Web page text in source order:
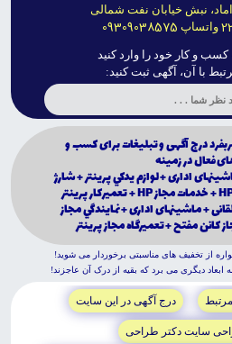
نبش خیابان نفت شمالی
واتساپ 09309038575
و کار خود را وارد کنید
با آن، آگهی ثبت کنید:
درج آگهى و تبليغات براى كسب و
فعال در زمينه
ادارى + لوازم يدكي پرينتر + شارژ
كارتريج + تعميركار پرينتر HP + خدمات مجاز HP + تعميركار پرينتر
+ ماشينهاى ادارى + نمايندگي مجاز
كانن مفتح + تعميرگاه مجاز پرينتر
از تخفيف هاى مناسبتى برخوردار مى شويد!
ديگرى مى برد که بقيه از درک آن عاجزند!
درج آگهى در اين سايت
سايت دکتر طراحى